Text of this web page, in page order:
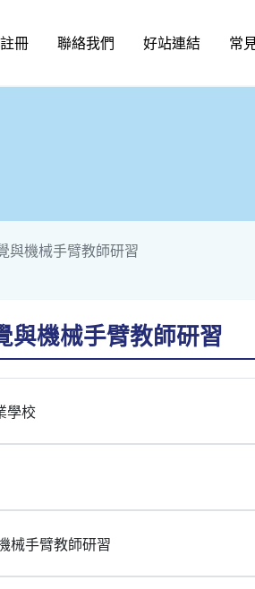
冊 聯絡我們 好站連結 常
與機械手臂教師研習
與機械手臂教師研習
學校
械手臂教師研習